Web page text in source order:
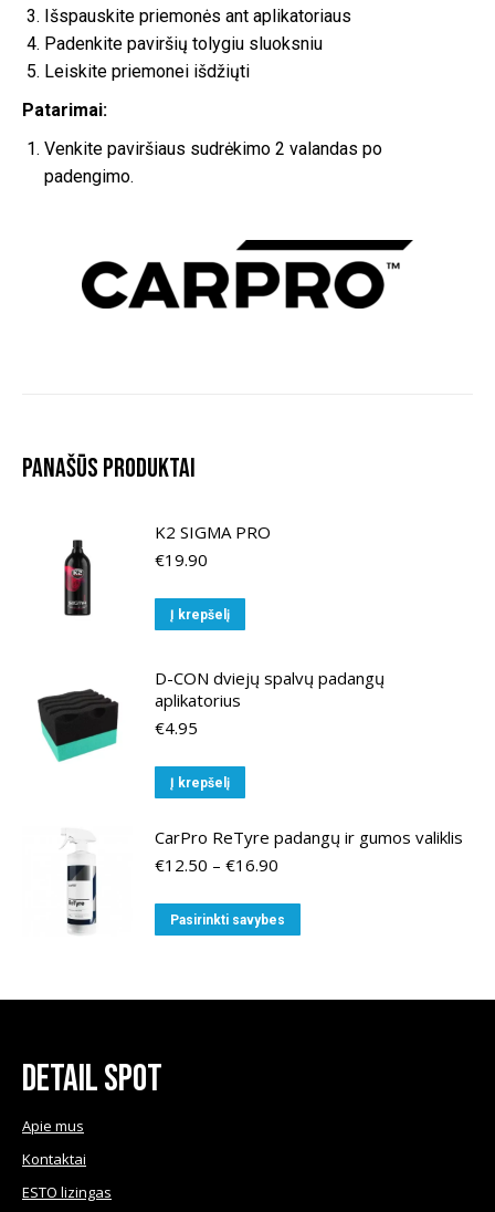
Išspauskite priemonės ant aplikatoriaus
Padenkite paviršių tolygiu sluoksniu
Leiskite priemonei išdžiųti
Patarimai:
Venkite paviršiaus sudrėkimo 2 valandas po
padengimo.
Panašūs produktai
K2 SIGMA PRO
€19.90
Į krepšelį
D-CON dviejų spalvų padangų
aplikatorius
€4.95
Į krepšelį
CarPro ReTyre padangų ir gumos valiklis
€12.50 – €16.90
€12.50
through
Pasirinkti savybes
multiple
Detail Spot
Apie mus
Kontaktai
ESTO lizingas